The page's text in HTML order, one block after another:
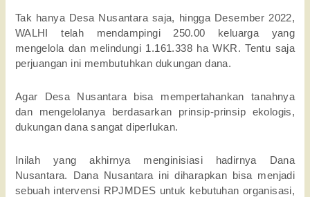
Tak hanya Desa Nusantara saja, hingga Desember 2022,
WALHI telah mendampingi 250.00 keluarga yang
mengelola dan melindungi 1.161.338 ha WKR. Tentu saja
perjuangan ini membutuhkan dukungan dana.
Agar Desa Nusantara bisa mempertahankan tanahnya
dan mengelolanya berdasarkan prinsip-prinsip ekologis,
dukungan dana sangat diperlukan.
Inilah yang akhirnya menginisiasi hadirnya Dana
Nusantara. Dana Nusantara ini diharapkan bisa menjadi
sebuah intervensi RPJMDES untuk kebutuhan organisasi,